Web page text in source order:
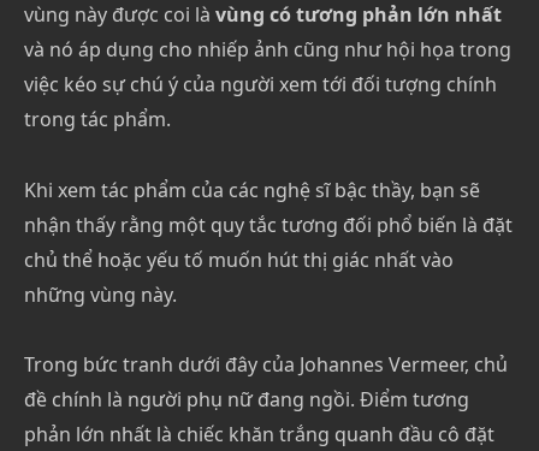
vùng này được coi là vùng có tương phản lớn nhất
và nó áp dụng cho nhiếp ảnh cũng như hội họa trong
việc kéo sự chú ý của người xem tới đối tượng chính
trong tác phẩm.
Khi xem tác phẩm của các nghệ sĩ bậc thầy, bạn sẽ
nhận thấy rằng một quy tắc tương đối phổ biến là đặt
chủ thể hoặc yếu tố muốn hút thị giác nhất vào
những vùng này.
Trong bức tranh dưới đây của Johannes Vermeer, chủ
đề chính là người phụ nữ đang ngồi. Điểm tương
phản lớn nhất là chiếc khăn trắng quanh đầu cô đặt